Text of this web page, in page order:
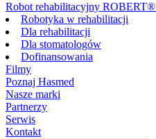
Robot rehabilitacyjny ROBERT®
Robotyka w rehabilitacji
Dla rehabilitacji
Dla stomatologów
Dofinansowania
Filmy
Poznaj Hasmed
Nasze marki
Partnerzy
Serwis
Kontakt